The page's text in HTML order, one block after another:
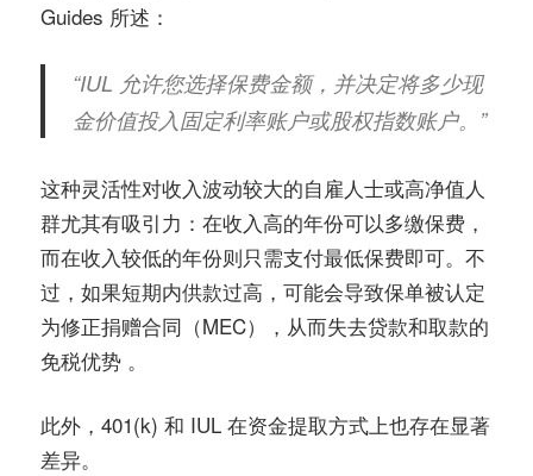
Guides 所述：
“IUL 允许您选择保费金额，并决定将多少现
金价值投入固定利率账户或股权指数账户。”
这种灵活性对收入波动较大的自雇人士或高净值人
群尤其有吸引力：在收入高的年份可以多缴保费，
而在收入较低的年份则只需支付最低保费即可。不
过，如果短期内供款过高，可能会导致保单被认定
为修正捐赠合同（MEC），从而失去贷款和取款的
免税优势 。
此外，401(k) 和 IUL 在资金提取方式上也存在显著
差异。